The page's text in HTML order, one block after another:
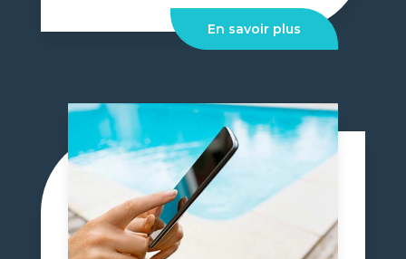
En savoir plus